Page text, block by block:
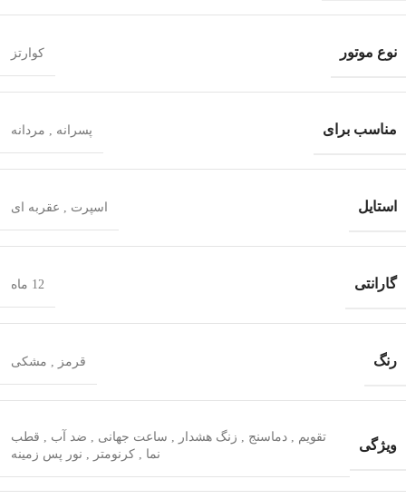
نوع موتور کوارتز
مناسب برای پسرانه , مردانه
استایل اسپرت , عقربه ای
گارانتی 12 ماه
رنگ قرمز , مشکی
ویژگی تقویم , دماسنج , زنگ هشدار , ساعت جهانی , ضد آب , قطب‌
نما , کرنومتر , نور پس زمینه